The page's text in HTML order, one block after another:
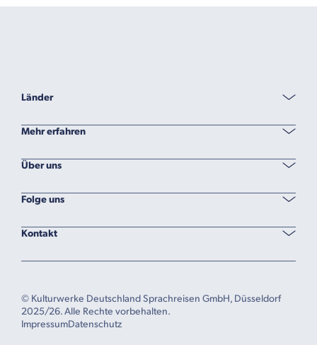
Länder
Mehr erfahren
Über uns
Folge uns
Kontakt
© Kulturwerke Deutschland Sprachreisen GmbH, Düsseldorf
2025/26. Alle Rechte vorbehalten.
ImpressumDatenschutz